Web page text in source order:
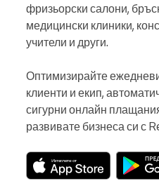
фризьорски салони,
медицински клиники,
учители и други.
Оптимизирайте
клиенти и екип,
сигурни онлайн
развивате бизнеса си с